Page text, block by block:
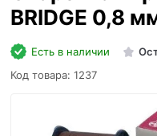
BRIDGE 0,8
Есть в наличии
Код товара: 1237